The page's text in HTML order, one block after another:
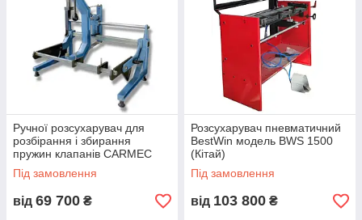
напрямних втулок клапанів.
Видалення (у тому числі розточування) сідел
клапанів, правка (розточування) гнізд сідел,
встановлення нових сідел.
Різні види робіт з усунення місцевих ушкоджень,
включаючи зварювання, наплавлення, напилення
тріщин.
Виготовлення (доробка готових) напрямних втулок
та сідел.
Запресування втулок і сідел в головку циліндрів.
Ручної розсухарувач для
розбірання і збирання
пружин клапанів CARMEC
CAR500 (Словенія)
Під замовлення
від 69 700 ₴
Розсухарувач пневматичний
BestWin модель BWS 1500
(Кітай)
Під замовлення
від 103 800 ₴